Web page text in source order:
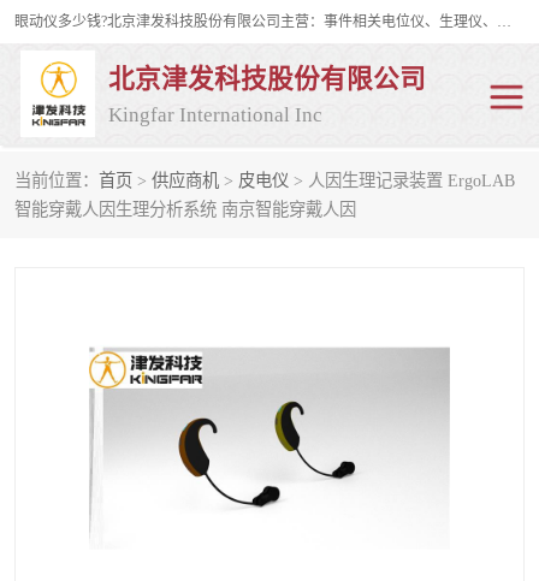
眼动仪多少钱?北京津发科技股份有限公司主营：事件相关电位仪、生理仪、肌电仪、脑电仪、皮电仪、眼动仪；是国家级高新技术企业、科技部认定的科技型中小企业和中关村高新技术企业，具备保密资格，具备自主进出口经营权；自主研发技术、产品与服务荣获多项省部级科学技术奖励、国家发明专利、国家软件著作权和省部级新技术新产品（服务）认证。
北京津发科技股份有限公司
Kingfar International Inc
当前位置： 首页 > 供应商机 > 皮电仪 > 人因生理记录装置 ErgoLAB
智能穿戴人因生理分析系统 南京智能穿戴人因
皮电仪 脑电仪
行为观察与表情分析
人机交互实验室
神经营销与消费行为实验